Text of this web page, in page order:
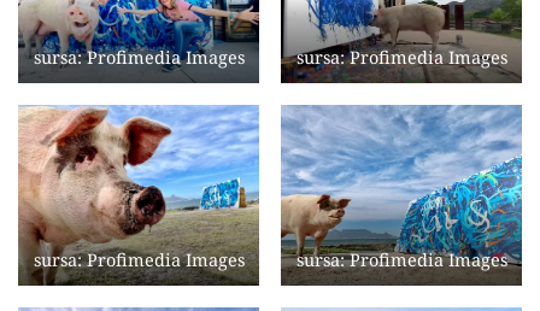
sursa: Profimedia Images sursa: Profimedia Images
sursa: Profimedia Images sursa: Profimedia Images